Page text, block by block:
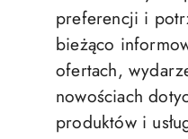
preferencji i
bieżąco
ofertach,
nowościach
produktów i